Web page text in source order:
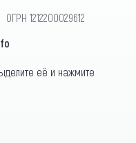
1212200029612
её и нажмите